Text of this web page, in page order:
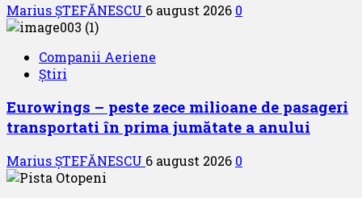
Marius ȘTEFĂNESCU 6 august 2026 0
Companii Aeriene
Știri
Eurowings – peste zece milioane de pasageri
transportati în prima jumătate a anului
Marius ȘTEFĂNESCU 6 august 2026 0